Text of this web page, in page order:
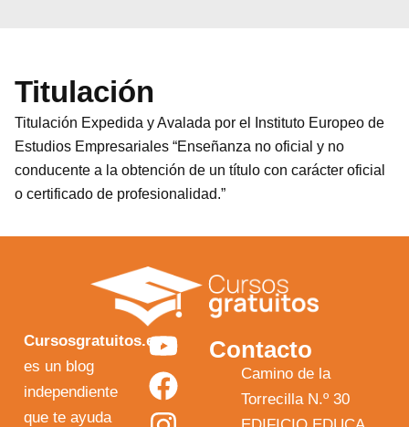
Titulación
Titulación Expedida y Avalada por el Instituto Europeo de
Estudios Empresariales “Enseñanza no oficial y no
conducente a la obtención de un título con carácter oficial
o certificado de profesionalidad.”
Cursosgratuitos.es
es un blog
independiente
que te ayuda
Y
o
u
F
a
c
I
n
s
X
-
t
Contacto
Camino de la
Torrecilla N.º 30